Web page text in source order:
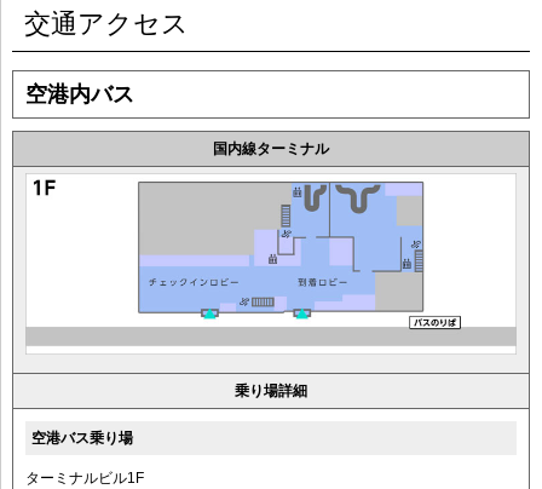
交通アクセス
空港内バス
国内線ターミナル
乗り場詳細
空港バス乗り場
ターミナルビル1F